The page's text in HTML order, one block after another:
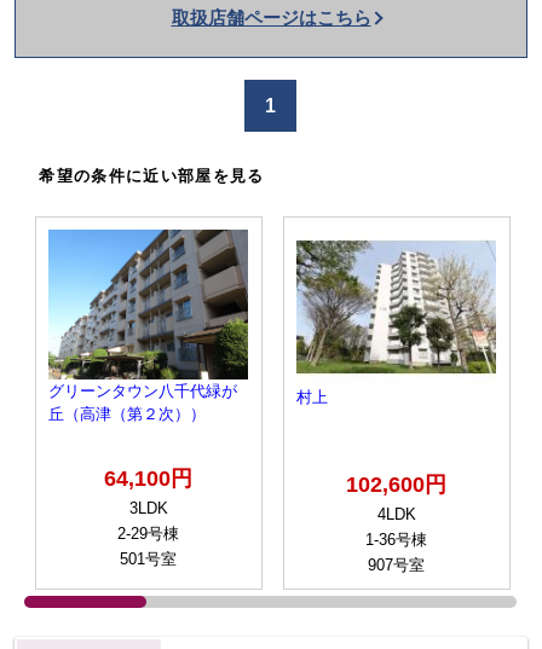
か
取扱店舗ページはこちら
1
希望の条件に近い部屋を見る
グリーンタウン八千代緑が
丘（高津（第２次））
64,100円
3LDK
2-29号棟
501号室
村上
102,600円
4LDK
1-36号棟
907号室